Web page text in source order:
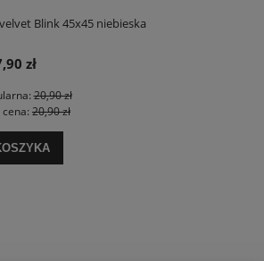
Blink 45x45 niebieska
zł
20,90 zł
20,90 zł